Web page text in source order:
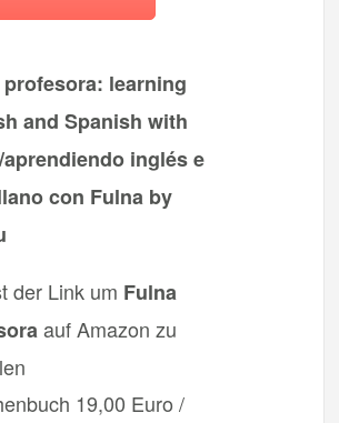
profesora: learning
and Spanish with
inglés e
con Fulna by
der Link um Fulna
auf Amazon zu
19,00 Euro /